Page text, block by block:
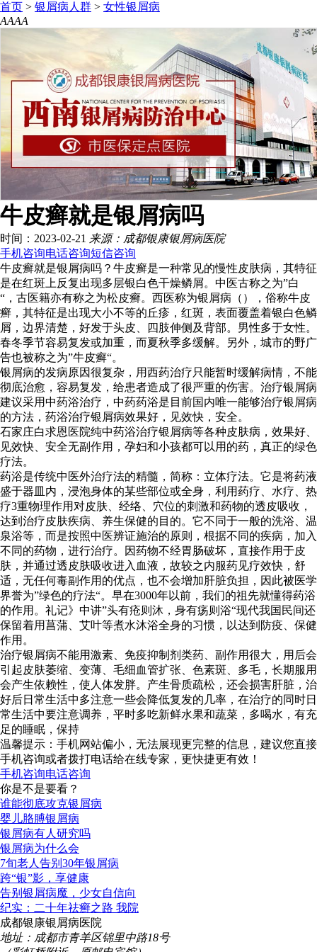
首页 > 银屑病人群 > 女性银屑病
AAAA
牛皮癣就是银屑病吗
时间：2023-02-21 来源：成都银康银屑病医院
手机咨询电话咨询短信咨询
牛皮癣就是银屑病吗？牛皮癣是一种常见的慢性皮肤病，其特征
是在红斑上反复出现多层银白色干燥鳞屑。中医古称之为”白
“，古医籍亦有称之为松皮癣。西医称为银屑病（），俗称牛皮
癣，其特征是出现大小不等的丘疹，红斑，表面覆盖着银白色鳞
屑，边界清楚，好发于头皮、四肢伸侧及背部。男性多于女性。
春冬季节容易复发或加重，而夏秋季多缓解。另外，城市的野广
告也被称之为”牛皮癣“。
银屑病的发病原因很复杂，用西药治疗只能暂时缓解病情，不能
彻底治愈，容易复发，给患者造成了很严重的伤害。治疗银屑病
建议采用中药浴治疗，中药药浴是目前国内唯一能够治疗银屑病
的方法，药浴治疗银屑病效果好，见效快，安全。
石家庄白求恩医院纯中药浴治疗银屑病等各种皮肤病，效果好、
见效快、安全无副作用，孕妇和小孩都可以用的药，真正的绿色
疗法。
药浴是传统中医外治疗法的精髓，简称：立体疗法。它是将药液
盛于器皿内，浸泡身体的某些部位或全身，利用药疗、水疗、热
疗3重物理作用对皮肤、经络、穴位的刺激和药物的透皮吸收，
达到治疗皮肤疾病、养生保健的目的。它不同于一般的洗浴、温
泉浴等，而是按照中医辨证施治的原则，根据不同的疾病，加入
不同的药物，进行治疗。因药物不经胃肠破坏，直接作用于皮
肤，并通过透皮肤吸收进入血液，故较之内服药见疗效快，舒
适，无任何毒副作用的优点，也不会增加肝脏负担，因此被医学
界誉为”绿色的疗法“。早在3000年以前，我们的祖先就懂得药浴
的作用。礼记》中讲”头有疮则沐，身有疡则浴“现代我国民间还
保留着用菖蒲、艾叶等煮水沐浴全身的习惯，以达到防疫、保健
作用。
治疗银屑病不能用激素、免疫抑制剂类药、副作用很大，用后会
引起皮肤萎缩、变薄、毛细血管扩张、色素斑、多毛，长期服用
会产生依赖性，使人体发胖。产生骨质疏松，还会损害肝脏，治
好后日常生活中多注意一些会降低复发的几率，在治疗的同时日
常生活中要注意调养，平时多吃新鲜水果和蔬菜，多喝水，有充
足的睡眠，保持
温馨提示：手机网站偏小，无法展现更完整的信息，建议您直接
手机咨询或者拨打电话给在线专家，更快捷更有效！
手机咨询电话咨询
你是不是要看？
谁能彻底攻克银屑病
婴儿胳膊银屑病
银屑病有人研究吗
银屑病为什么会
7旬老人告别30年银屑病
跨“银”影，享健康
告别银屑病魔，少女自信向
纪实：二十年祛癣之路 我院
成都银康银屑病医院
地址：成都市青羊区锦里中路18号